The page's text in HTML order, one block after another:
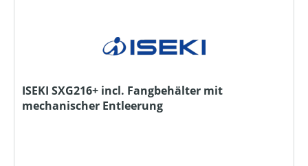
ISEKI SXG216+ incl. Fangbehälter mit
mechanischer Entleerung